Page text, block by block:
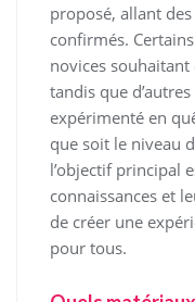
proposé, allant
confirmés.
novices
tandis que
expérimenté en
que soit le niveau
l’objectif principal
connaissances et
de créer une
pour tous.